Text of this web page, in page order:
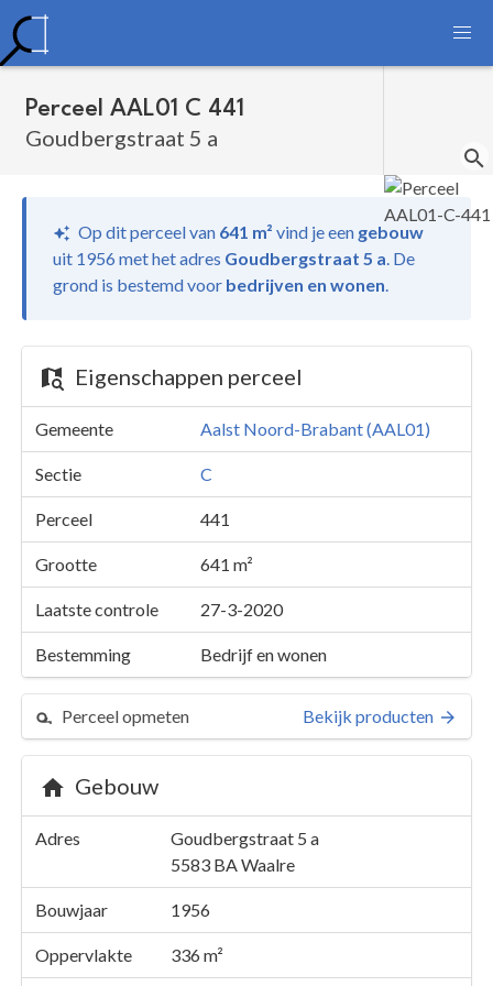
Perceel AAL01 C 441
Goudbergstraat 5 a
Op dit perceel van 641 m² vind jeeen gebouw
uit 1956 met het adres Goudbergstraat 5 a. De
grond is bestemd voor bedrijven en wonen.
Eigenschappen perceel
Gemeente Aalst Noord-Brabant (AAL01)
Sectie C
Perceel 441
Grootte 641 m²
Laatste controle 27-3-2020
Bestemming Bedrijf en wonen
Perceel opmeten Bekijk producten
Gebouw
Adres
Goudbergstraat 5 a
5583 BAWaalre
Bouwjaar 1956
Oppervlakte 336 m²
Perceel 441
Goudbergstraat 5 a
Kaarten en rapporten